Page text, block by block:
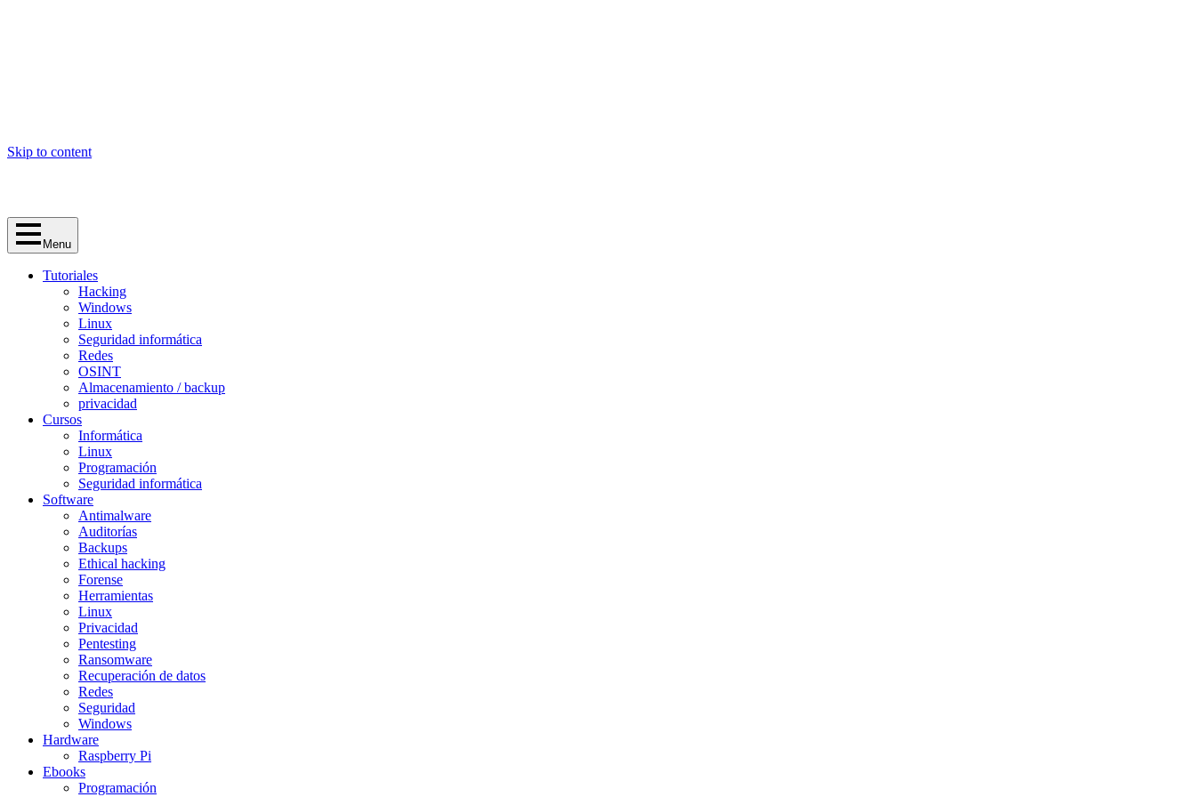
Skip to content
Menu
Tutoriales
Hacking
Windows
Linux
Seguridad informática
Redes
OSINT
Almacenamiento / backup
privacidad
Cursos
Informática
Linux
Programación
Seguridad informática
Software
Antimalware
Auditorías
Backups
Ethical hacking
Forense
Herramientas
Linux
Privacidad
Pentesting
Ransomware
Recuperación de datos
Redes
Seguridad
Windows
Hardware
Raspberry Pi
Ebooks
Programación